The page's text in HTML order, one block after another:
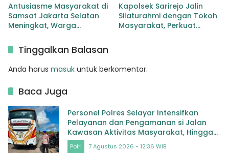
Antusiasme Masyarakat di
Samsat Jakarta Selatan
Meningkat, Warga
Kendaraan
Kapolsek Sarirejo Jalin
Silaturahmi dengan Tokoh
Masyarakat, Perkuat
Tinggalkan Balasan
Anda harus masuk untuk berkomentar.
Baca Juga
Personel Polres Selayar Intensifkan
Pelayanan dan Pengamanan si Jalan
Kawasan Aktivitas Masyarakat, Hingga
Pelabuhan
Polri 7 Agustus 2026 - 12:36 WIB